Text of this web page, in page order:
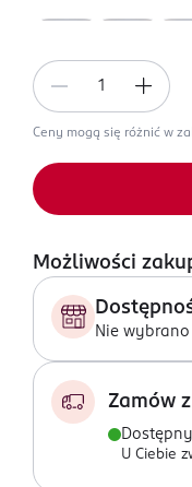
Ceny mogą się różnić w
Możliwości
Nie
Zamów
Dostępny
U Ciebie